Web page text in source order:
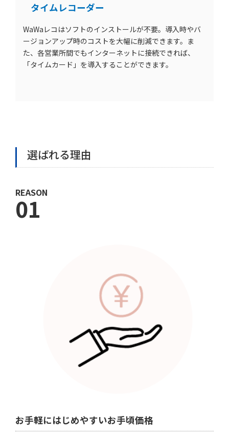
タイムレコーダー
WaWaレコはソフトのインストールが不要。導入時やバ
ージョンアップ時のコストを大幅に削減できます。ま
た、各営業所間でもインターネットに接続できれば、
「タイムカード」を導入することができます。
選ばれる理由
REASON
01
お手軽にはじめやすいお手頃価格